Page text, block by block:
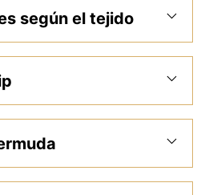
según el tejido